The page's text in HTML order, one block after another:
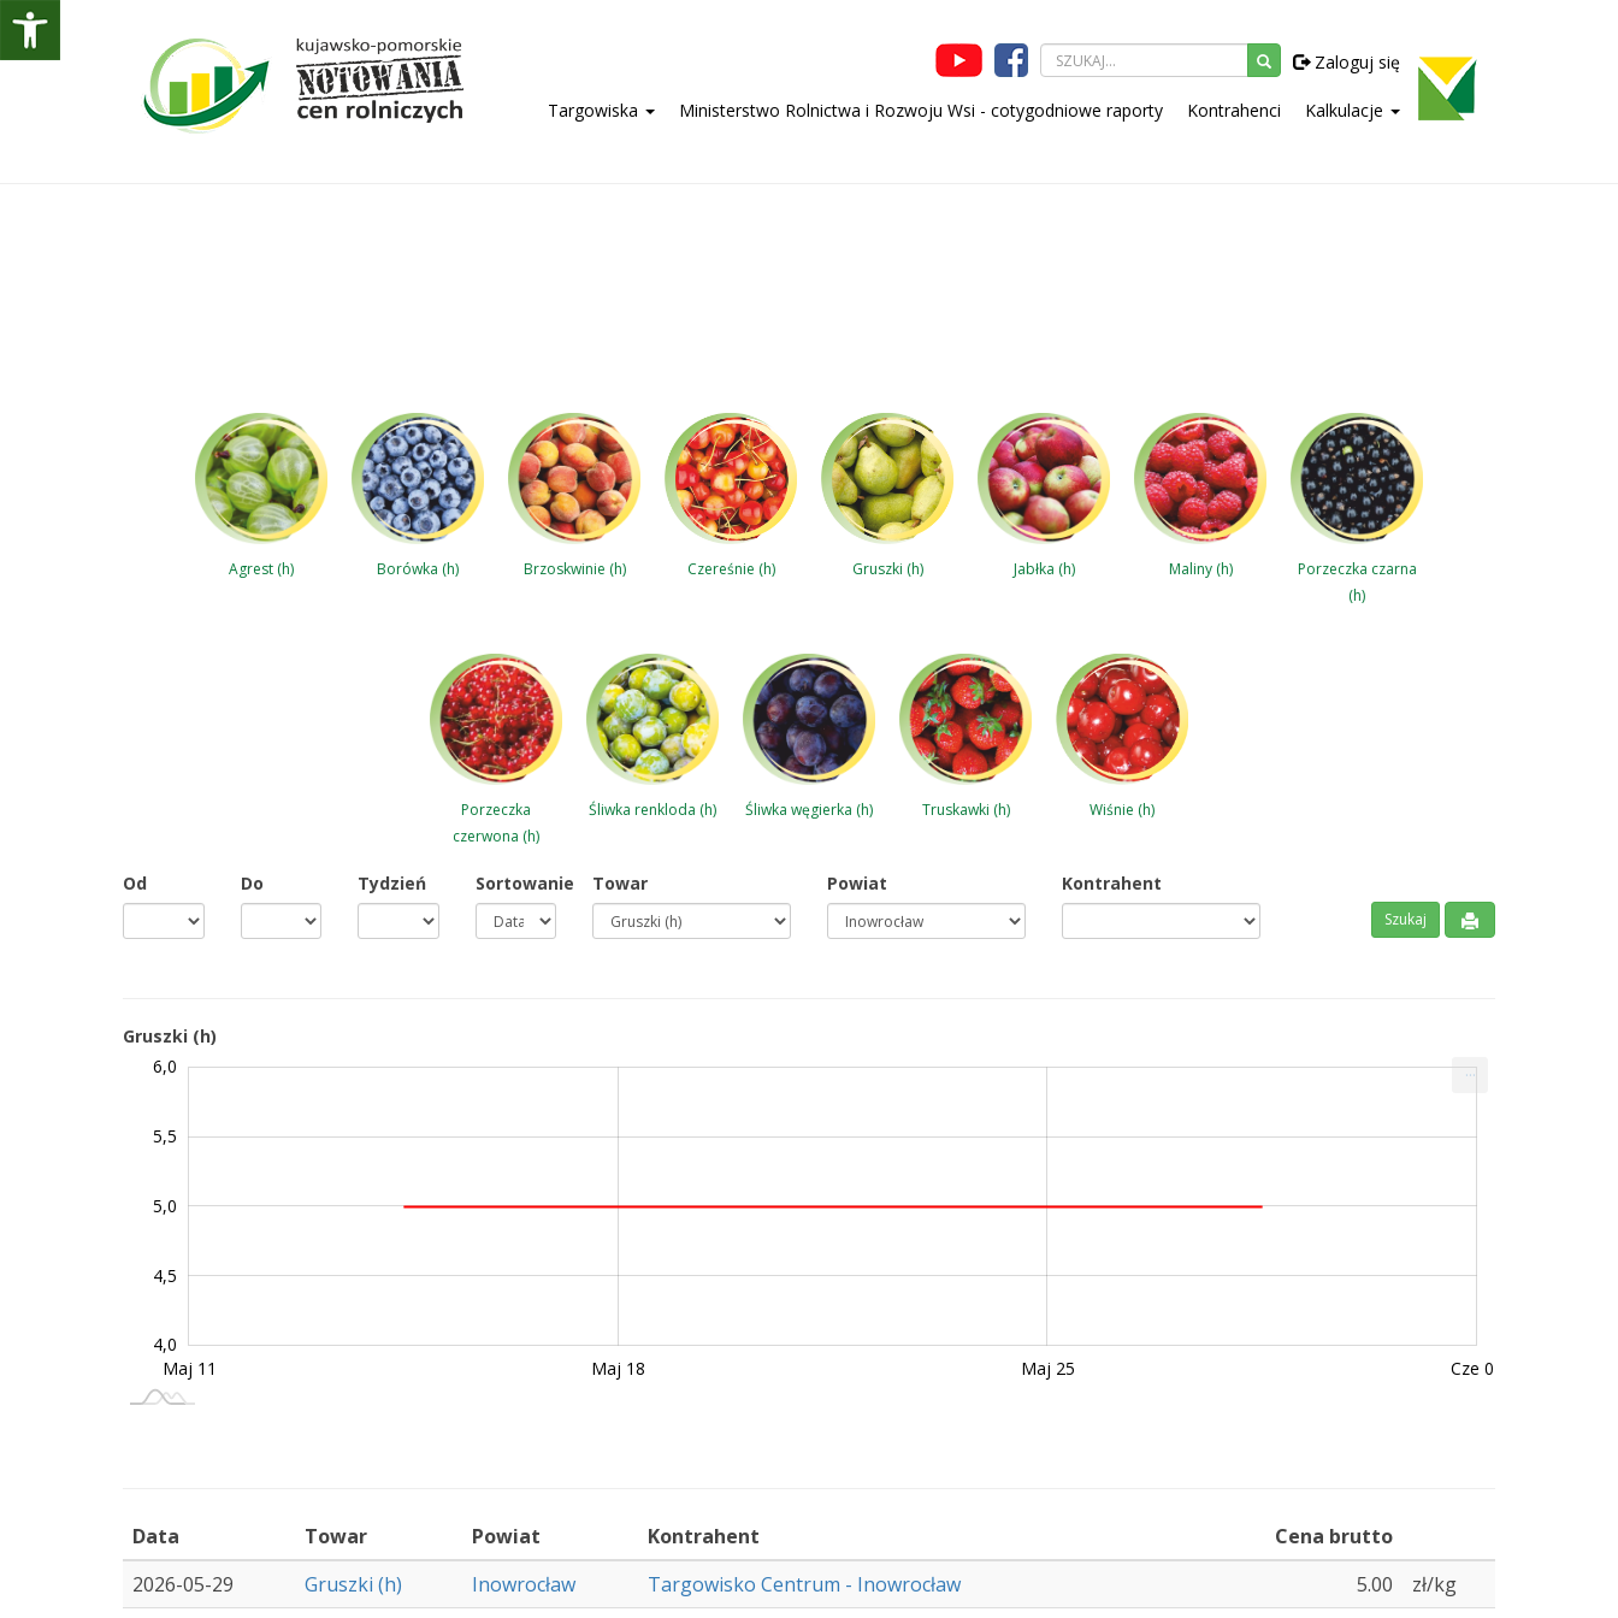
Zaloguj się
Targowiska Ministerstwo Rolnictwa i Rozwoju Wsi - cotygodniowe raporty Kontrahenci Kalkulacje
Agrest (h) Borówka (h) Brzoskwinie (h) Czereśnie (h) Gruszki (h) Jabłka (h) Maliny (h)
Porzeczka czarna
(h)
Porzeczka
czerwona (h)
Śliwka renkloda (h) Śliwka węgierka (h) Truskawki (h) Wiśnie (h)
Od Do Tydzień Sortowanie Towar Powiat Kontrahent
Gruszki (h)
4,0
4,0
4,5
5,0
5,5
6,0
L
Maj 11 Maj 18 Maj 25 Cze 01
Cze 08
...
Data Towar Powiat Kontrahent
Cena brutto
2026-05-29
Gruszki (h) Inowrocław Targowisko Centrum - Inowrocław 5.00 zł/kg